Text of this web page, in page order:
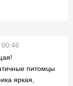
питомцы
яркая,